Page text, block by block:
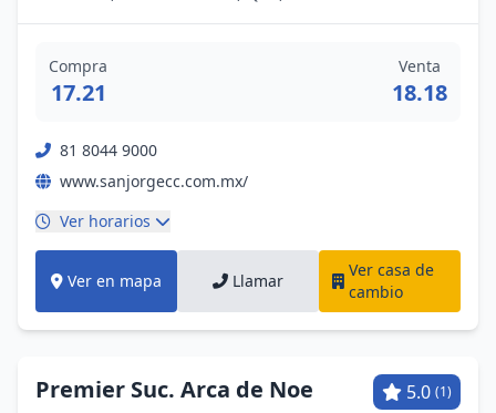
Compra
17.21
Venta
18.18
81 8044 9000
www.sanjorgecc.com.mx/
Ver horarios
Ver en mapa Llamar
Ver casa de
cambio
Premier Suc. Arca de Noe 5.0 (1)